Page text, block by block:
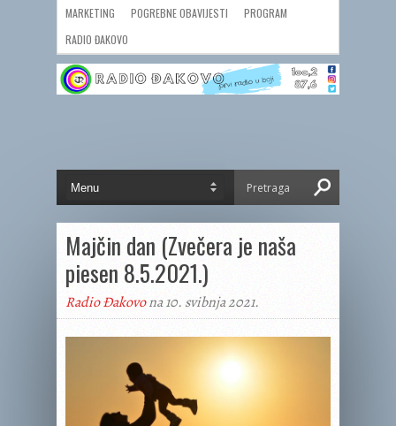
MARKETING POGREBNE OBAVIJESTI
PROGRAM
RADIO ĐAKOVO
Majčin dan (Zvečera je naša
piesen 8.5.2021.)
Radio Đakovona 10. svibnja 2021.